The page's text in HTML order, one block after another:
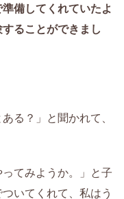
備してくれていたよ
ることができまし
る？」と聞かれて、
てみようか。」と子
いてくれて、私はう